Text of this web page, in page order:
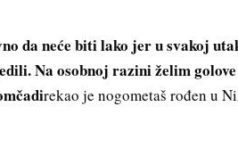
da neće biti lako jer u svakoj
Na osobnoj razini želim
rekao je nogometaš rođen u